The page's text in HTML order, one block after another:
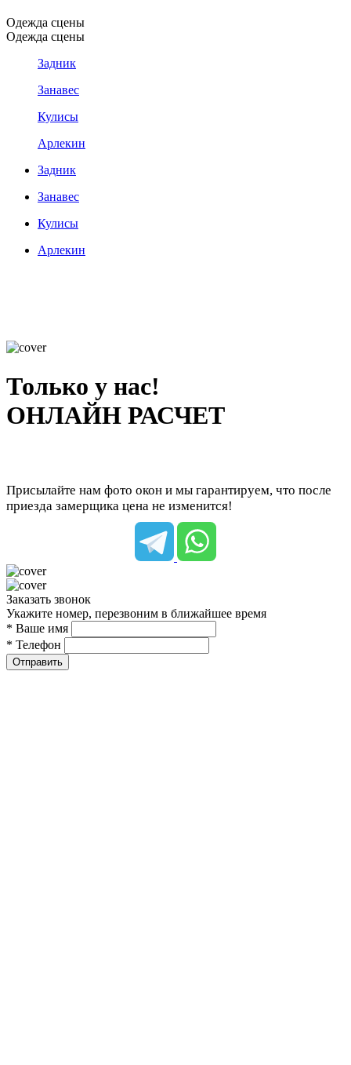
Одежда сцены
Одежда сцены
Задник
Занавес
Кулисы
Арлекин
Задник
Занавес
Кулисы
Арлекин
Только у нас!
ОНЛАЙН РАСЧЕТ
Присылайте нам фото окон и мы гарантируем, что после
приезда замерщика цена не изменится!
Заказать звонок
Укажите номер, перезвоним в ближайшее время
* Ваше имя
* Телефон
Отправить